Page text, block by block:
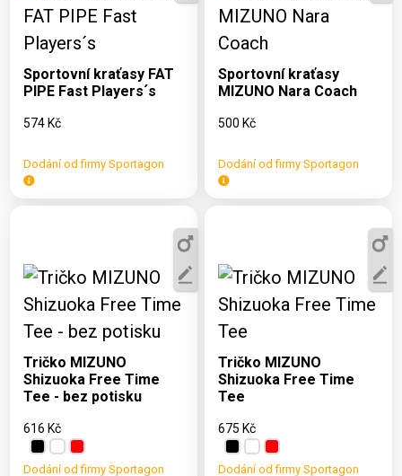
Dostupné varianty:
S, L, XL, 2XL, 130,
140, 150, 160
Sportovní kraťasy FAT
PIPE Fast Players´s
574 Kč
Dodání od firmy Sportagon
Dostupné varianty:
Sportovní kraťasy
MIZUNO Nara Coach
500 Kč
Dodání od firmy Sportagon
Dostupné varianty:
S, M, L, XL, 2XL
Tričko MIZUNO
Shizuoka Free Time
Tee - bez potisku
616 Kč
Dodání od firmy Sportagon
Dostupné varianty:
Tričko MIZUNO
Shizuoka Free Time
Tee
675 Kč
Dodání od firmy Sportagon